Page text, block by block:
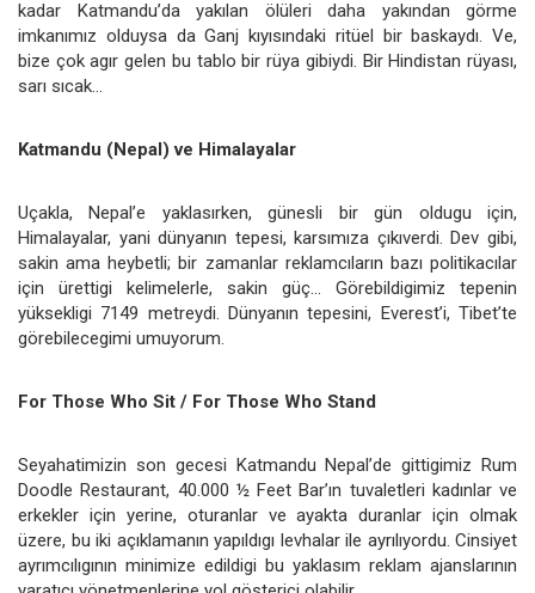
kadar Katmandu’da yakılan ölüleri daha yakından görme
imkanımız olduysa da Ganj kıyısındaki ritüel bir baskaydı. Ve,
bize çok agır gelen bu tablo bir rüya gibiydi. Bir Hindistan rüyası,
sarı sıcak…
Katmandu (Nepal) ve Himalayalar
Uçakla, Nepal’e yaklasırken, günesli bir gün oldugu için,
Himalayalar, yani dünyanın tepesi, karsımıza çıkıverdi. Dev gibi,
sakin ama heybetli; bir zamanlar reklamcıların bazı politikacılar
için ürettigi kelimelerle, sakin güç… Görebildigimiz tepenin
yüksekligi 7149 metreydi. Dünyanın tepesini, Everest’i, Tibet’te
görebilecegimi umuyorum.
For Those Who Sit / For Those Who Stand
Seyahatimizin son gecesi Katmandu Nepal’de gittigimiz Rum
Doodle Restaurant, 40.000 ½ Feet Bar’ın tuvaletleri kadınlar ve
erkekler için yerine, oturanlar ve ayakta duranlar için olmak
üzere, bu iki açıklamanın yapıldıgı levhalar ile ayrılıyordu. Cinsiyet
ayrımcılıgının minimize edildigi bu yaklasım reklam ajanslarının